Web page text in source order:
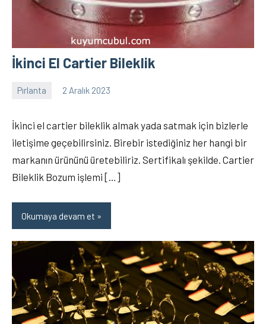
İkinci El Cartier Bileklik
Pırlanta 2 Aralık 2023
İkinci el cartier bileklik almak yada satmak için bizlerle
iletişime geçebilirsiniz. Birebir istediğiniz her hangi bir
markanın ürününü üretebiliriz. Sertifikalı şekilde. Cartier
Bileklik Bozum işlemi […]
Okumaya devam et